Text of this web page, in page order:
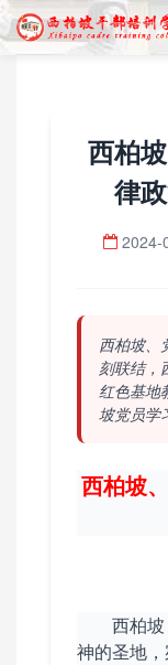
西柏
律
2024-
西柏坡、
刻联结，
红色基地
坡党员学
西柏坡
西柏
神的圣地